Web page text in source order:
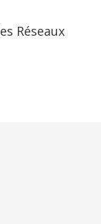
Réseaux